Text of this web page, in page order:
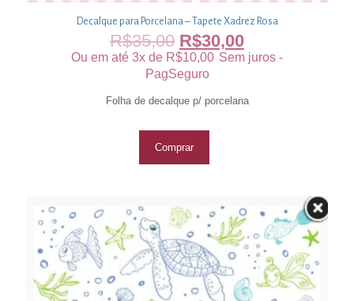
Decalque para Porcelana – Tapete Xadrez Rosa
R$35,00 R$30,00
Ou em até 3x de R$10,00 Sem juros -
PagSeguro
Folha de decalque p/ porcelana
Comprar